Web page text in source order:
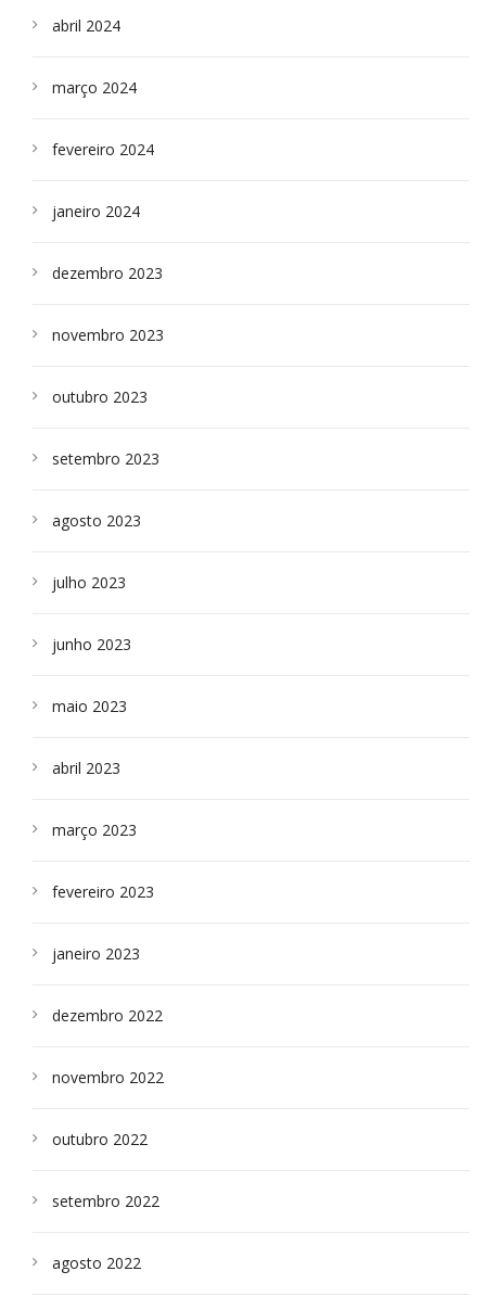
abril 2024
março 2024
fevereiro 2024
janeiro 2024
dezembro 2023
novembro 2023
outubro 2023
setembro 2023
agosto 2023
julho 2023
junho 2023
maio 2023
abril 2023
março 2023
fevereiro 2023
janeiro 2023
dezembro 2022
novembro 2022
outubro 2022
setembro 2022
agosto 2022